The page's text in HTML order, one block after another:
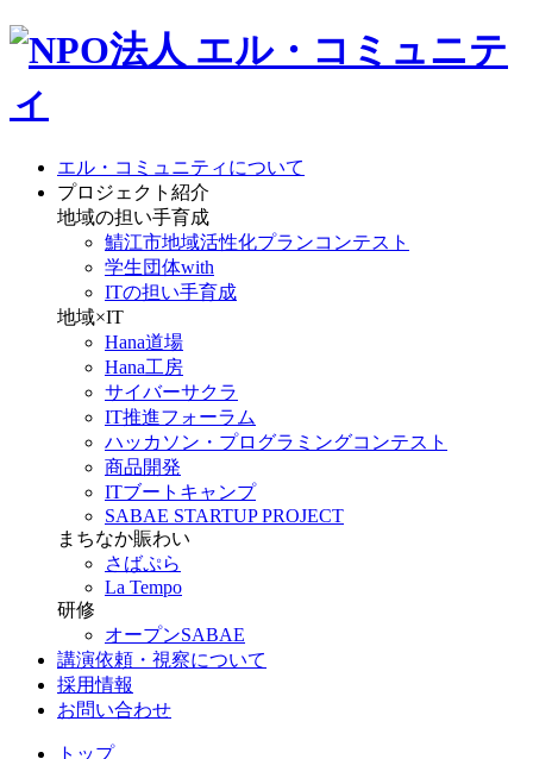
エル・コミュニティについて
プロジェクト紹介
地域の担い手育成
鯖江市地域活性化プランコンテスト
学生団体with
ITの担い手育成
地域×IT
Hana道場
Hana工房
サイバーサクラ
IT推進フォーラム
ハッカソン・プログラミングコンテスト
商品開発
ITブートキャンプ
SABAE STARTUP PROJECT
まちなか賑わい
さばぷら
La Tempo
研修
オープンSABAE
講演依頼・視察について
採用情報
お問い合わせ
トップ